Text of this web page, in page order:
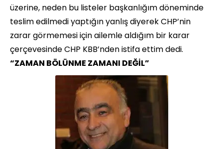
üzerine, neden bu listeler başkanlığım döneminde
teslim edilmedi yaptığın yanlış diyerek CHP’nin
zarar görmemesi için ailemle aldığım bir karar
çerçevesinde CHP KBB’nden istifa ettim dedi.
“ZAMAN BÖLÜNME ZAMANI DEĞİL”